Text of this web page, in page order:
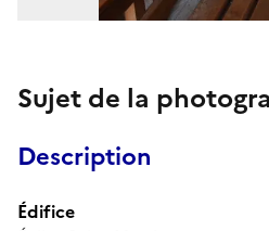
Sujet de la
Description
Édifice